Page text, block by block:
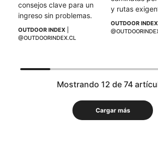
consejos clave para un
ingreso sin problemas.
OUTDOOR INDEX
@OUTDOORINDEX.CL
y rutas
OUTDOOR INDEX
Mostrando 12 de 74
Cargar más